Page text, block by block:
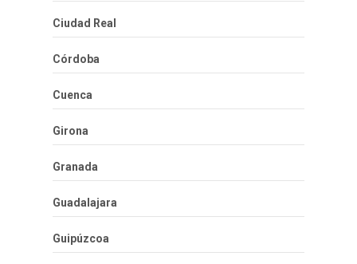
Ciudad Real
Córdoba
Cuenca
Girona
Granada
Guadalajara
Guipúzcoa